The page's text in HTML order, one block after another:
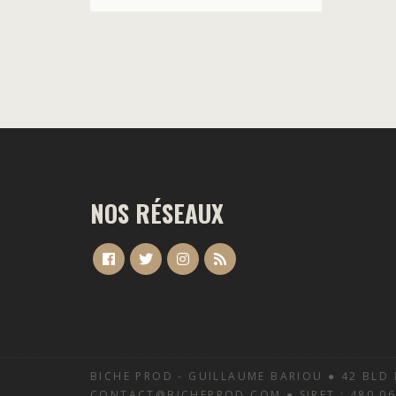
NOS RÉSEAUX
BICHE PROD - GUILLAUME BARIOU ● 42 BLD